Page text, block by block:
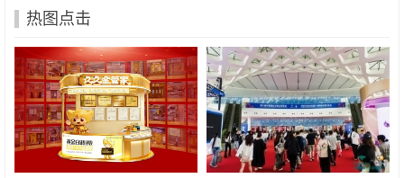
热图点击